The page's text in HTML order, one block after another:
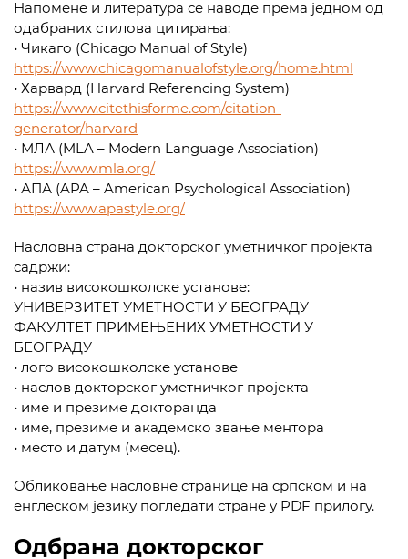
Напомене и литература се наводе према једном од
одабраних стилова цитирања:
• Чикаго (Chicago Manual of Style)
https://www.chicagomanualofstyle.org/home.html
• Харвард (Harvard Referencing System)
https://www.citethisforme.com/citation-
generator/harvard
• МЛА (MLA – Modern Language Association)
https://www.mla.org/
• АПА (APA – American Psychological Association)
https://www.apastyle.org/
Насловна страна докторског уметничког пројекта
садржи:
• назив високошколске установе:
УНИВЕРЗИТЕТ УМЕТНОСТИ У БЕОГРАДУ
ФАКУЛТЕТ ПРИМЕЊЕНИХ УМЕТНОСТИ У
БЕОГРАДУ
• лого високошколске установе
• наслов докторског уметничког пројекта
• име и презиме докторанда
• име, презиме и академско звање ментора
• место и датум (месец).
Обликовање насловне странице на српском и на
енглеском језику погледати стране у PDF прилогу.
Одбрана докторског